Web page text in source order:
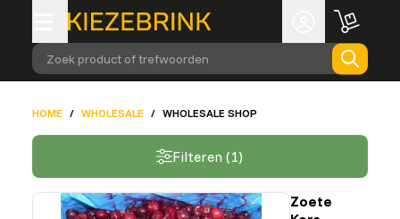
Zoek product of trefwoorden
HOME / WHOLESALE / WHOLESALE SHOP
Filteren (1)
Zoete